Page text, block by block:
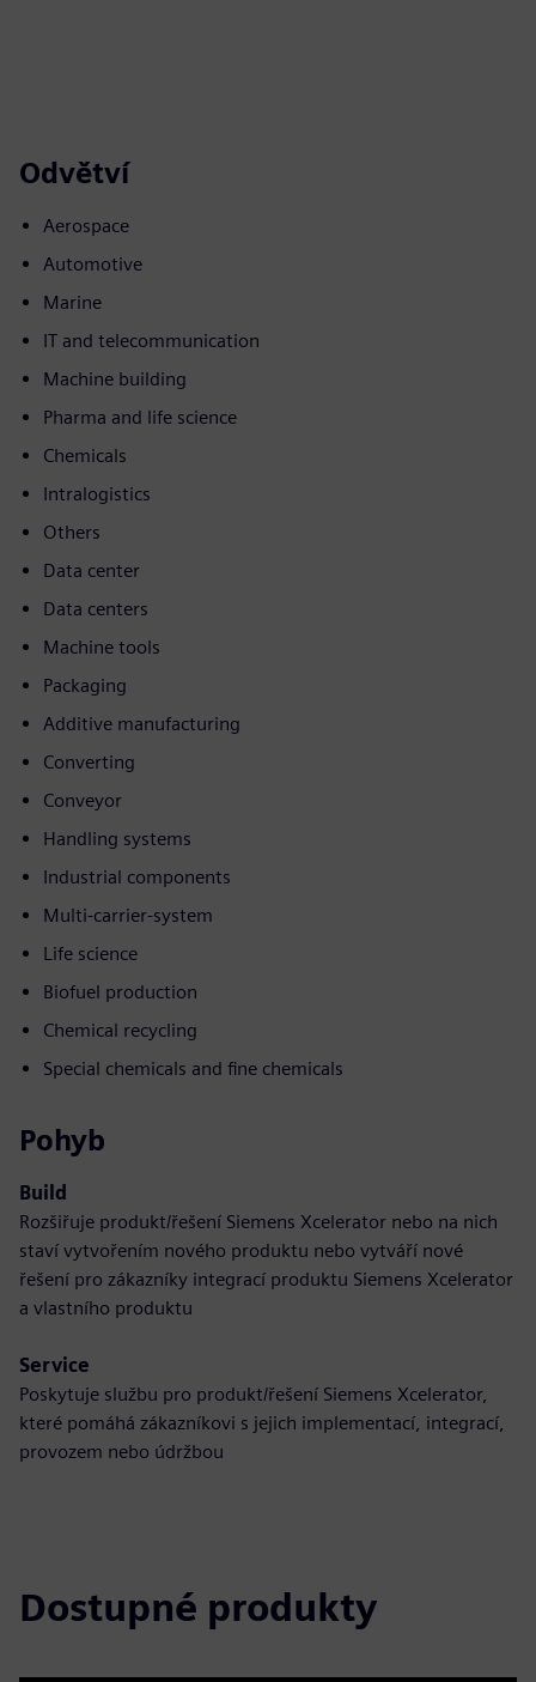
Odvětví
Aerospace
Automotive
Marine
IT and telecommunication
Machine building
Pharma and life science
Chemicals
Intralogistics
Others
Data center
Data centers
Machine tools
Packaging
Additive manufacturing
Converting
Conveyor
Handling systems
Industrial components
Multi-carrier-system
Life science
Biofuel production
Chemical recycling
Special chemicals and fine chemicals
Pohyb
Build
Rozšiřuje produkt/řešení Siemens Xcelerator nebo na nich
staví vytvořením nového produktu nebo vytváří nové
řešení pro zákazníky integrací produktu Siemens Xcelerator
a vlastního produktu
Service
Poskytuje službu pro produkt/řešení Siemens Xcelerator,
které pomáhá zákazníkovi s jejich implementací, integrací,
provozem nebo údržbou
Dostupné produkty